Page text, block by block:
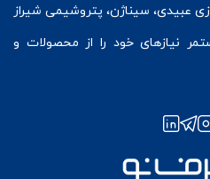
عبیدی، سیناژن، پتروشیمی شیراز
نیازهای خود را از محصولات و